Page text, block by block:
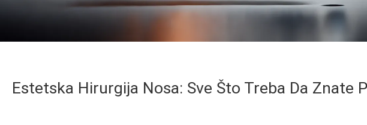
Estetska Hirurgija Nosa: Sve Što Treba Da Znate